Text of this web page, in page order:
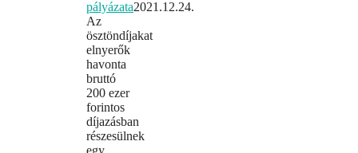
pályázata2021.12.24.
Az
ösztöndíjakat
elnyerők
havonta
bruttó
200 ezer
forintos
díjazásban
részesülnek